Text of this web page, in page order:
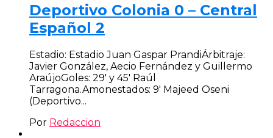
Deportivo Colonia 0 – Central
Español 2
Estadio: Estadio Juan Gaspar PrandiÁrbitraje:
Javier González, Aecio Fernández y Guillermo
AraújoGoles: 29′ y 45′ Raúl
Tarragona.Amonestados: 9′ Majeed Oseni
(Deportivo...
Por Redaccion